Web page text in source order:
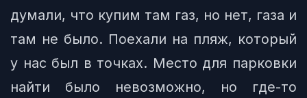
думали, что купим там газ, но нет, газа и
там не было. Поехали на пляж, который
у нас был в точках. Место для парковки
найти было невозможно, но где-то